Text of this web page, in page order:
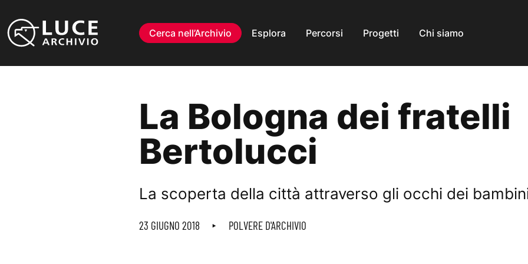
Cerca nell’Archivio Esplora Percorsi Progetti Chi siamo
La Bologna dei fratelli
Bertolucci
La scoperta della città attraverso gli occhi dei
23 GIUGNO 2018 POLVERE D'ARCHIVIO